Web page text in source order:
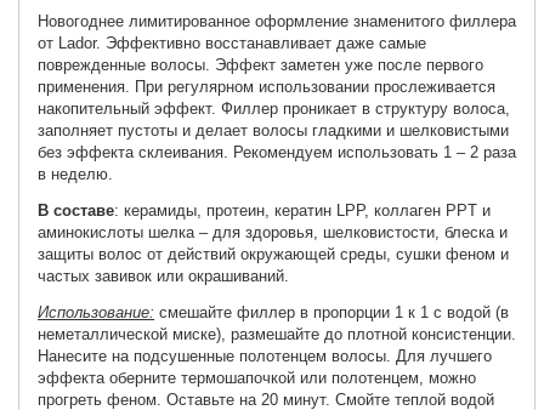
Новогоднее лимитированное оформлениезнаменитого филлера
от Lador. Эффективно восстанавливает даже самые
поврежденные волосы. Эффект заметен уже после первого
применения. При регулярном использовании прослеживается
накопительный эффект. Филлер проникает в структуру волоса,
заполняет пустоты и делает волосы гладкими и шелковистыми
без эффекта склеивания. Рекомендуем использовать 1 – 2 раза
в неделю.
В составе: керамиды, протеин, кератин LPP, коллаген PPT и
аминокислоты шелка – для здоровья, шелковистости, блеска и
защиты волос от действий окружающей среды, сушки феном и
частых завивок или окрашиваний.
Использование: смешайте филлер в пропорции 1 к 1 с водой (в
неметаллической миске), размешайте до плотной консистенции.
Нанесите на подсушенные полотенцем волосы. Для лучшего
эффекта оберните термошапочкой или полотенцем, можно
прогреть феном. Оставьте на 20 минут. Смойте теплой водой